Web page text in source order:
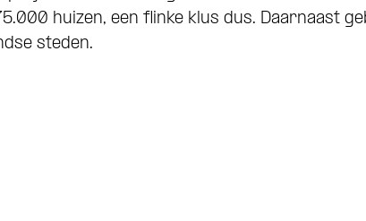
huizen, een flinke klus dus. Daarnaast
steden.